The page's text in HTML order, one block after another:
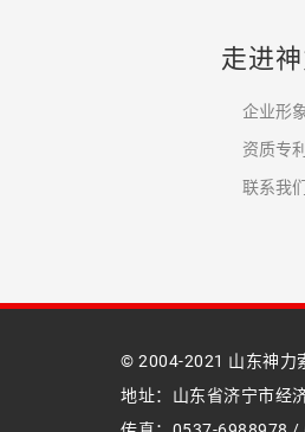
走进
企业形象
资质专利
联系我们
© 2004-2021 山东神力
地址：山东省济宁市经